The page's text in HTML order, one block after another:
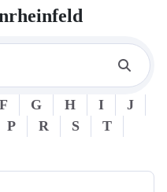
F G H I
J
P R S
T